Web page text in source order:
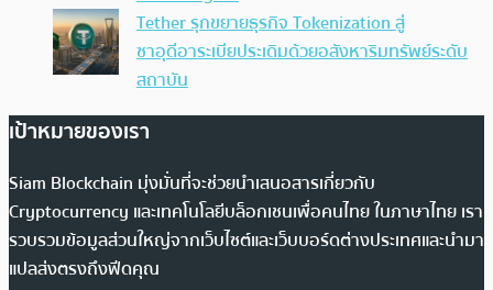
Tether รุกขยายธุรกิจ Tokenization สู่
ซาอุดีอาระเบียประเดิมด้วยอสังหาริมทรัพย์ระดับ
สถาบัน
เป้าหมายของเรา
Siam Blockchain มุ่งมั่นที่จะช่วยนำเสนอสารเกี่ยวกับ
Cryptocurrency และเทคโนโลยีบล็อกเชนเพื่อคนไทย ในภาษาไทย เรา
รวบรวมข้อมูลส่วนใหญ่จากเว็บไซต์และเว็บบอร์ดต่างประเทศและนำมา
แปลส่งตรงถึงฟีดคุณ